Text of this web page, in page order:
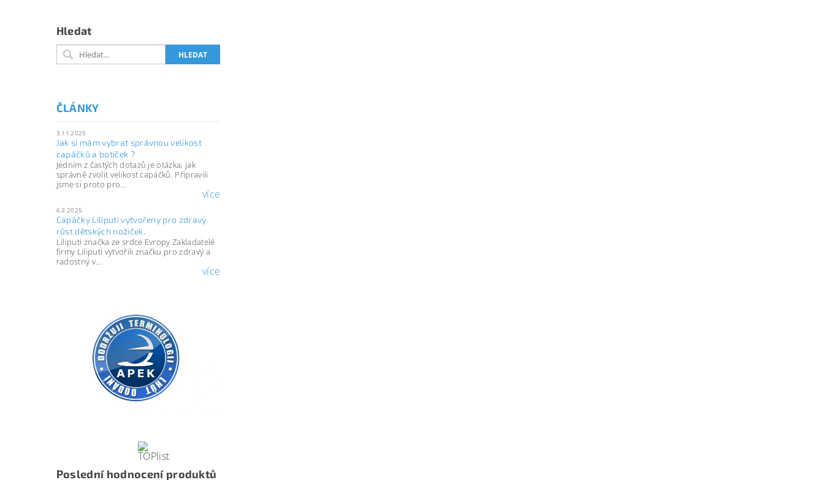
Hledat
ČLÁNKY
3.11.2025
Jak si mám vybrat správnou velikost
capáčků a botiček ?
Jedním z častých dotazů je otázka, jak
správně zvolit velikost capáčků. Připravili
jsme si proto pro...
více
6.3.2025
Capáčky Liliputi vytvořeny pro zdravý
růst dětských nožiček.
Liliputi značka ze srdce Evropy Zakladatelé
firmy Liliputi vytvořili značku pro zdravý a
radostný v...
více
Poslední hodnocení produktů